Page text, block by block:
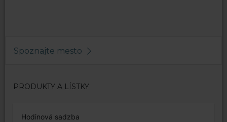
Spoznajte mesto
PRODUKTY A LÍSTKY
Hodinová sadzba